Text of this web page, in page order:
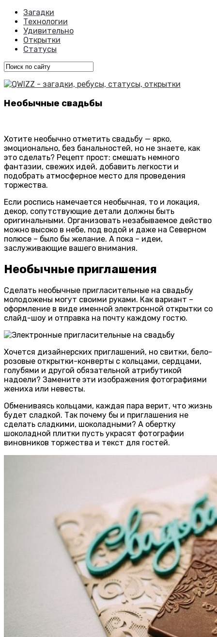
Загадки
Технологии
Удивительно
Открытки
Статусы
Необычные свадьбы
Хотите необычно отметить свадьбу — ярко,
эмоционально, без банальностей, но не знаете, как
это сделать? Рецепт прост: смешать немного
фантазии, свежих идей, добавить легкости и
подобрать атмосферное место для проведения
торжества.
Если роспись намечается необычная, то и локация,
декор, сопутствующие детали должны быть
оригинальными. Организовать незабываемое действо
можно высоко в небе, под водой и даже на Северном
полюсе – было бы желание. А пока – идеи,
заслуживающие вашего внимания.
Необычные приглашения
Сделать необычные пригласительные на свадьбу
молодожены могут своими руками. Как вариант –
оформление в виде именной электронной открытки со
слайд-шоу и отправка на почту каждому гостю.
Хочется дизайнерских приглашений, но свитки, бело-
розовые открытки-конверты с кольцами, сердцами,
голубями и другой обязательной атрибутикой
надоели? Замените эти изображения фотографиями
жениха или невесты.
Обмениваясь кольцами, каждая пара верит, что жизнь
будет сладкой. Так почему бы и приглашения не
сделать сладкими, шоколадными? А обертку
шоколадной плитки пусть украсят фотографии
виновников торжества и текст для гостей.